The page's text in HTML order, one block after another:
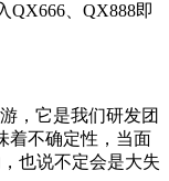
QX666、QX888即
，它是我们研发团
着不确定性，当面
也说不定会是大失